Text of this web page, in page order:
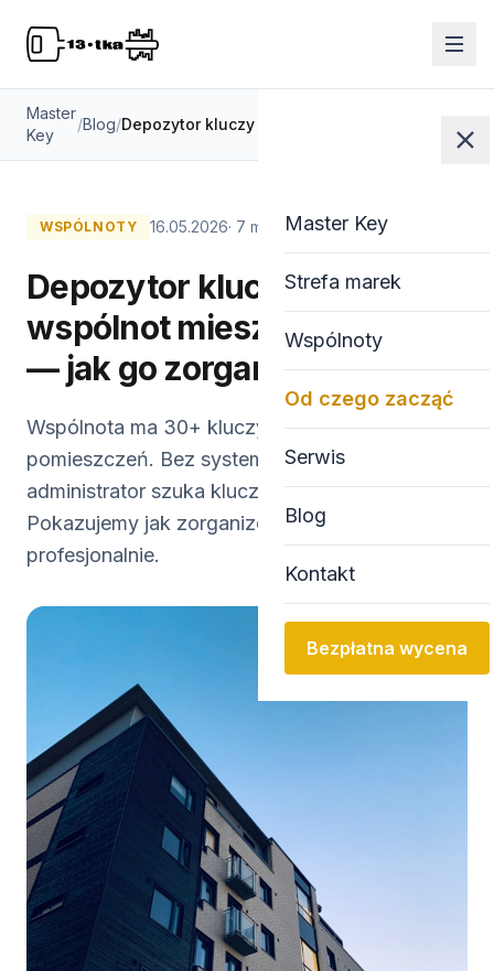
Master Key
Strefa marek
Wspólnoty
Od czego zacząć
Serwis
Blog
Kontakt
Bezpłatna wycena
Master
Key
/Blog/
WSPÓLNOTY 16.05.2026· 7 min
Depozytor kluczy dla
wspólnot mieszkaniowych
— jak go zorganizować
Wspólnota ma 30+ kluczy do różnych
pomieszczeń. Bez systemu depozytora
administrator szuka kluczy w szufladach.
Pokazujemy jak zorganizować depozytor
profesjonalnie.